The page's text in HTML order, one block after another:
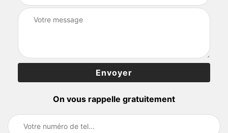
On vous rappelle gratuitement